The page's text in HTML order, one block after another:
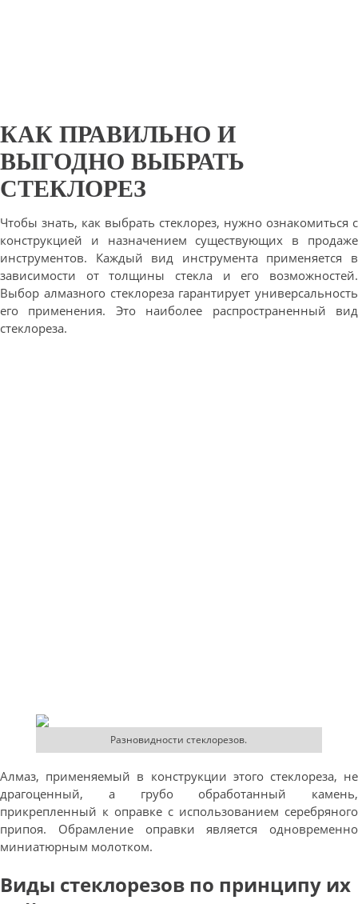
КАК ПРАВИЛЬНО И
ВЫГОДНО ВЫБРАТЬ
СТЕКЛОРЕЗ
Чтобы знать, как выбрать стеклорез, нужно ознакомиться с
конструкцией и назначением существующих в продаже
инструментов. Каждый вид инструмента применяется в
зависимости от толщины стекла и его возможностей.
Выбор алмазного стеклореза гарантирует универсальность
его применения. Это наиболее распространенный вид
стеклореза.
Разновидности стеклорезов.
Алмаз, применяемый в конструкции этого стеклореза, не
драгоценный, а грубо обработанный камень,
прикрепленный к оправке с использованием серебряного
припоя. Обрамление оправки является одновременно
миниатюрным молотком.
Виды стеклорезов по принципу их